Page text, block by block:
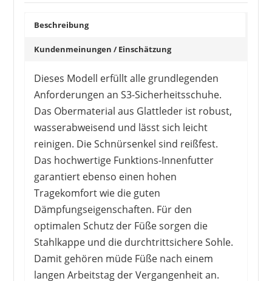
Beschreibung
Kundenmeinungen / Einschätzung
Dieses Modell erfüllt alle grundlegenden
Anforderungen an S3-Sicherheitsschuhe.
Das Obermaterial aus Glattleder ist robust,
wasserabweisend und lässt sich leicht
reinigen. Die Schnürsenkel sind reißfest.
Das hochwertige Funktions-Innenfutter
garantiert ebenso einen hohen
Tragekomfort wie die guten
Dämpfungseigenschaften. Für den
optimalen Schutz der Füße sorgen die
Stahlkappe und die durchtrittsichere Sohle.
Damit gehören müde Füße nach einem
langen Arbeitstag der Vergangenheit an.